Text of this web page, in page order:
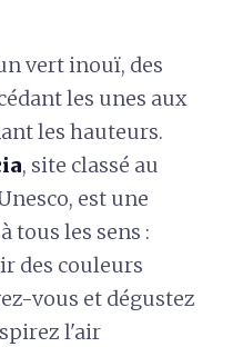
vert inouï, des
les unes aux
les hauteurs.
, site classé au
est une
tous les sens :
des couleurs
vous et dégustez
l'air